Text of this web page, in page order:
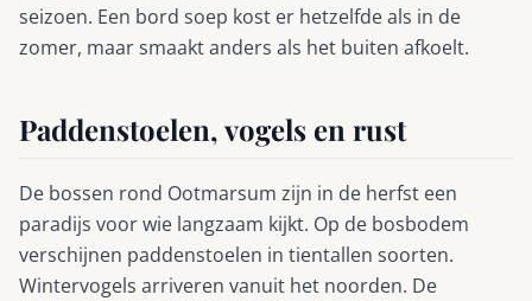
seizoen. Een bord soep kost er hetzelfde als in de
zomer, maar smaakt anders als het buiten afkoelt.
Paddenstoelen, vogels en rust
De bossen rond Ootmarsum zijn in de herfst een
paradijs voor wie langzaam kijkt. Op de bosbodem
verschijnen paddenstoelen in tientallen soorten.
Wintervogels arriveren vanuit het noorden. De